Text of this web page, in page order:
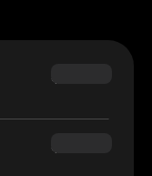
$69.90
$54.90